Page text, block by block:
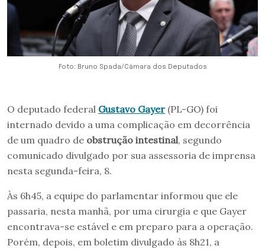
Foto: Bruno Spada/Câmara dos Deputados
O deputado federal Gustavo Gayer (PL-GO) foi
internado devido a uma complicação em decorrência
de um quadro de obstrução intestinal, segundo
comunicado divulgado por sua assessoria de imprensa
nesta segunda-feira, 8.
Às 6h45, a equipe do parlamentar informou que ele
passaria, nesta manhã, por uma cirurgia e que Gayer
encontrava-se estável e em preparo para a operação.
Porém, depois, em boletim divulgado às 8h21, a